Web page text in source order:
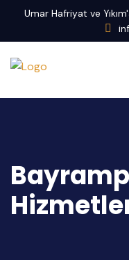
Umar Hafriyat ve